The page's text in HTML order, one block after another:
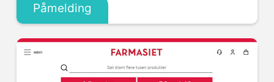
Påmelding